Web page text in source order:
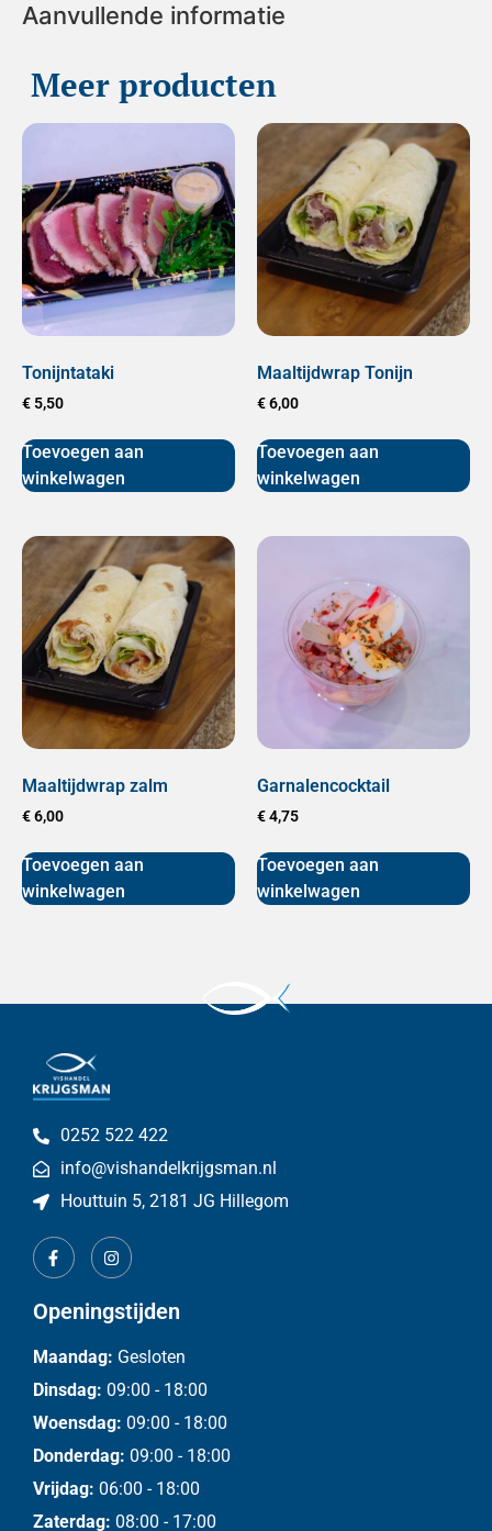
Aanvullende informatie
Meer producten
Tonijntataki
€ 5,50
Toevoegen aan
winkelwagen
Maaltijdwrap Tonijn
€6,00
Toevoegen aan
winkelwagen
Maaltijdwrap zalm
€6,00
Toevoegen aan
winkelwagen
Garnalencocktail
€4,75
Toevoegen aan
winkelwagen
0252 522 422
info@vishandelkrijgsman.nl
Houttuin 5, 2181 JG Hillegom
Openingstijden
Maandag: Gesloten
Dinsdag: 09:00 - 18:00
Woensdag: 09:00 - 18:00
Donderdag: 09:00 - 18:00
Vrijdag: 06:00 - 18:00
Zaterdag: 08:00 - 17:00